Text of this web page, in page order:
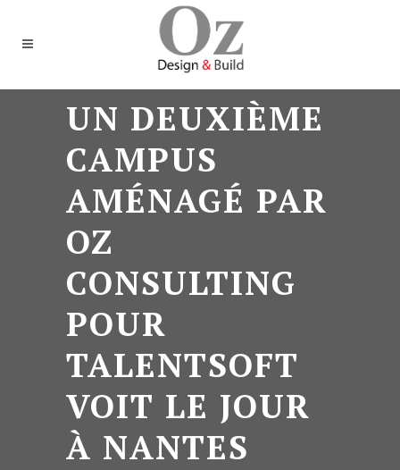
UN DEUXIÈME
CAMPUS
AMÉNAGÉ PAR
OZ
CONSULTING
POUR
TALENTSOFT
VOIT LE JOUR
À NANTES